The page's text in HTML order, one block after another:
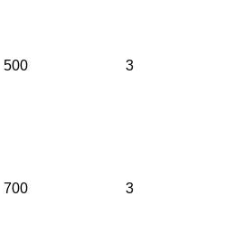
500 3
700 3